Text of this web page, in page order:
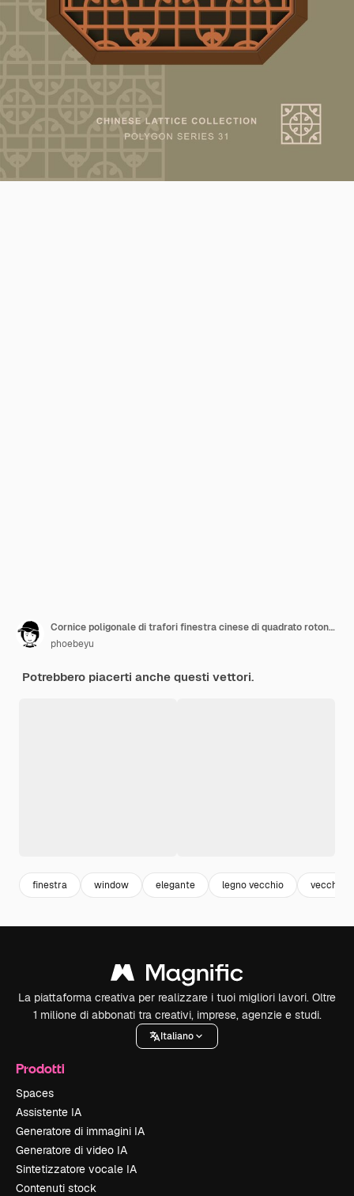
Cornice poligonale di trafori finestra cinese di quadrato rotondo
phoebeyu
Potrebbero piacerti anche questi vettori.
finestra window elegante legno vecchio vecchio
La piattaforma creativa per realizzare i tuoi migliori lavori. Oltre
1 milione di abbonati tra creativi, imprese, agenzie e studi.
Italiano
Prodotti
Spaces
Assistente IA
Generatore di immagini IA
Generatore di video IA
Sintetizzatore vocale IA
Contenuti stock